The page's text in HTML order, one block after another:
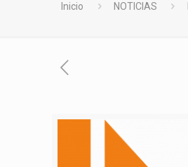
Inicio NOTICIAS